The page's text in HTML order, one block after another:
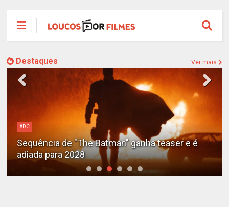
Destaques Ver mais
Alejandro G. Iñárritu
Tom Cruise surge totalmente irreconhecível e
calvo no trailer caótico de 'Digger'